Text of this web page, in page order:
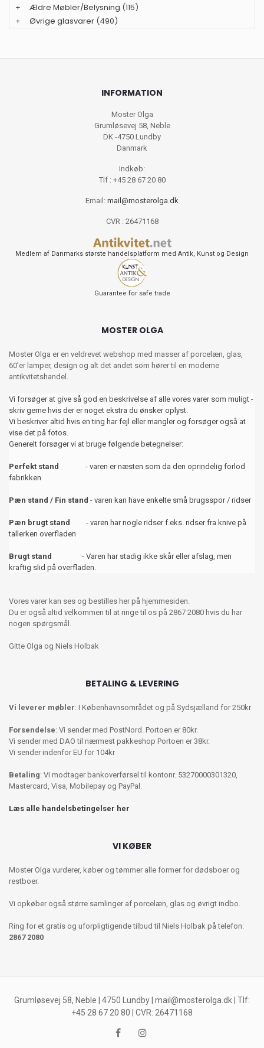
+
Ældre Møbler/Belysning (115)
+
Øvrige glasvarer (490)
INFORMATION
Moster Olga
Grumløsevej 58, Neble
DK -4750 Lundby
Danmark
Indkøb:
Tlf : +45 28 67 20 80
Email: mail@mosterolga.dk
CVR : 26471168
Medlem af Danmarks største handelsplatform med Antik, Kunst og Design
Guarantee for safe trade
MOSTER OLGA
Moster Olga er en veldrevet webshop med masser af porcelæn, glas,
60’er lamper, design og alt det andet som hører til en moderne
antikvitetshandel.
Vi forsøger at give så god en beskrivelse af alle vores varer som muligt -
skriv gerne hvis der er noget ekstra du ønsker oplyst.
Vi beskriver altid hvis en ting har fejl eller mangler og forsøger også at
vise det på fotos.
Generelt forsøger vi at bruge følgende betegnelser:
Perfekt stand - varen er næsten som da den oprindelig forlod
fabrikken
Pæn stand / Fin stand - varen kan have enkelte små brugsspor / ridser
Pæn brugt stand
- varen har nogle ridser f.eks. ridser fra knive på
tallerken overfladen
Brugt stand
- Varen har stadig ikke skår eller afslag, men
kraftig slid på overfladen.
Vores varer kan ses og bestilles her på hjemmesiden.
Du er også altid velkommen til at ringe til os på 2867 2080 hvis du har
nogen spørgsmål.
Gitte Olga og Niels Holbak
BETALING & LEVERING
Vi leverer møbler: I Københavnsområdet og på Sydsjælland for 250kr
Forsendelse: Vi sender med PostNord. Portoen er 80kr.
Vi sender med DAO til nærmest pakkeshop Portoen er 38kr.
Vi sender indenfor EU for 104kr
Betaling: Vi modtager bankoverførsel til kontonr. 53270000301320,
Mastercard, Visa, Mobilepay og PayPal.
Læs alle handelsbetingelser her
VI KØBER
Moster Olga vurderer, køber og tømmer alle former for dødsboer og
restboer.
Vi opkøber også større samlinger af porcelæn, glas og øvrigt indbo.
Ring for et gratis og uforpligtigende tilbud til Niels Holbak på telefon:
2867 2080
Grumløsevej 58, Neble | 4750 Lundby | mail@mosterolga.dk | Tlf:
+45 28 67 20 80 | CVR: 26471168